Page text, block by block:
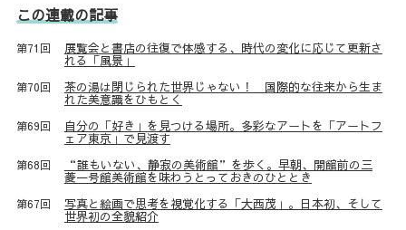
この連載の記事
第71回 展覧会と書店の往復で体感する、時代の変化に応じて更新さ
れる「風景」
第70回 茶の湯は閉じられた世界じゃない！ 国際的な往来から生ま
れた美意識をひもとく
第69回 自分の「好き」を見つける場所。多彩なアートを「アートフ
ェア東京」で見渡す
第68回 “誰もいない、静寂の美術館”を歩く。早朝、開館前の三
菱一号館美術館を味わうとっておきのひととき
第67回 写真と絵画で思考を視覚化する「大西茂」。日本初、そして
世界初の全貌紹介